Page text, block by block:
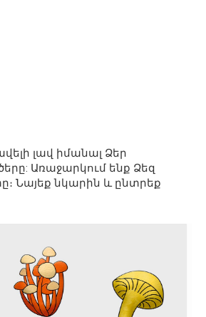
լավ իմանալ Ձեր
Առաջարկում ենք Ձեզ
Նայեք նկարին և ընտրեք